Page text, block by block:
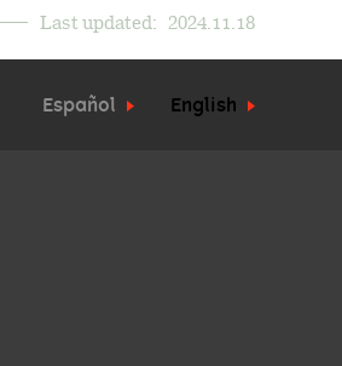
Last updated: 2024.11.18
Español English